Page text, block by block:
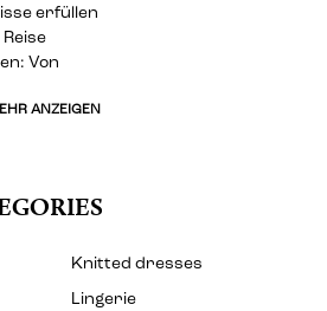
erfüllen
Von
ANZEIGEN
Knitted dresses
Lingerie